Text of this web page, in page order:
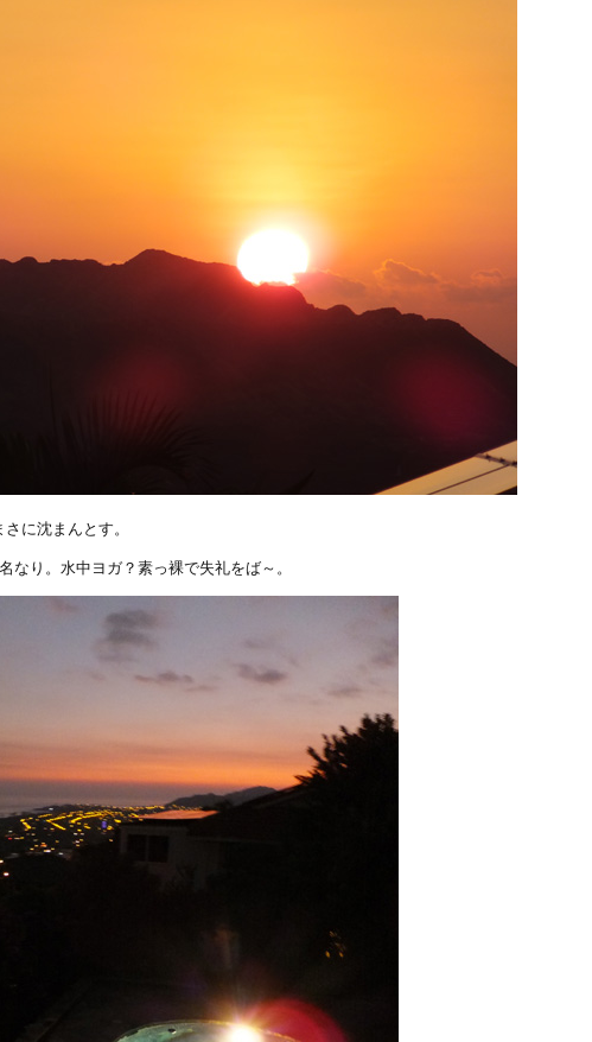
に沈まんとす。
なり。水中ヨガ？素っ裸で失礼をば～。